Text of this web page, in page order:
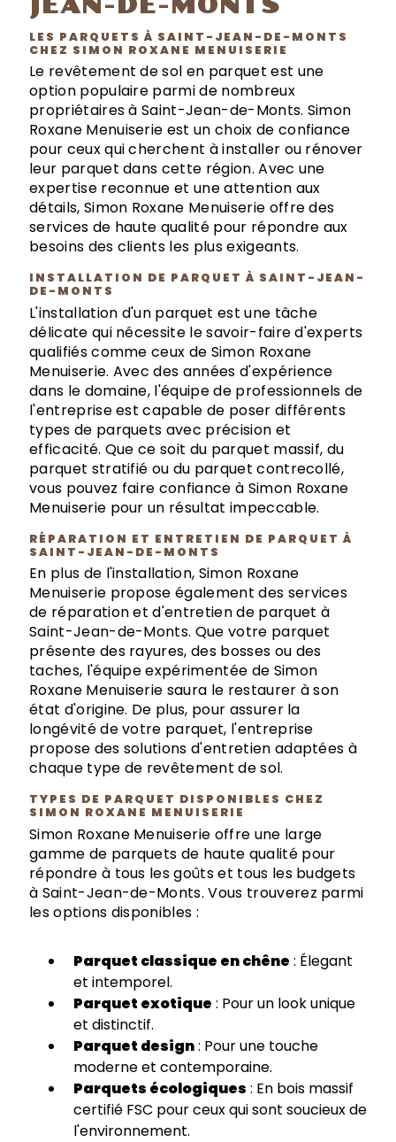
JEAN-DE-MONTS
LES PARQUETS À SAINT-JEAN-DE-MONTS
CHEZ SIMON ROXANE MENUISERIE
Le revêtement de sol en parquet est une
option populaire parmi de nombreux
propriétaires à Saint-Jean-de-Monts. Simon
Roxane Menuiserie est un choix de confiance
pour ceux qui cherchent à installer ou rénover
leur parquet dans cette région. Avec une
expertise reconnue et une attention aux
détails, Simon Roxane Menuiserie offre des
services de haute qualité pour répondre aux
besoins des clients les plus exigeants.
INSTALLATION DE PARQUET À SAINT-JEAN-
DE-MONTS
L'installation d'un parquet est une tâche
délicate qui nécessite le savoir-faire d'experts
qualifiés comme ceux de Simon Roxane
Menuiserie. Avec des années d'expérience
dans le domaine, l'équipe de professionnels de
l'entreprise est capable de poser différents
types de parquets avec précision et
efficacité. Que ce soit du parquet massif, du
parquet stratifié ou du parquet contrecollé,
vous pouvez faire confiance à Simon Roxane
Menuiserie pour un résultat impeccable.
RÉPARATION ET ENTRETIEN DE PARQUET À
SAINT-JEAN-DE-MONTS
En plus de l'installation, Simon Roxane
Menuiserie propose également des services
de réparation et d'entretien de parquet à
Saint-Jean-de-Monts. Que votre parquet
présente des rayures, des bosses ou des
taches, l'équipe expérimentée de Simon
Roxane Menuiserie saura le restaurer à son
état d'origine. De plus, pour assurer la
longévité de votre parquet, l'entreprise
propose des solutions d'entretien adaptées à
chaque type de revêtement de sol.
TYPES DE PARQUET DISPONIBLES CHEZ
SIMON ROXANE MENUISERIE
Simon Roxane Menuiserie offre une large
gamme de parquets de haute qualité pour
répondre à tous les goûts et tous les budgets
à Saint-Jean-de-Monts. Vous trouverez parmi
les options disponibles :
Parquet classique en chêne : Élegant
et intemporel.
Parquet exotique : Pour un look unique
et distinctif.
Parquet design: Pour une touche
moderne et contemporaine.
Parquets écologiques : En bois massif
certifié FSC pour ceux qui sont soucieux de
l'environnement.